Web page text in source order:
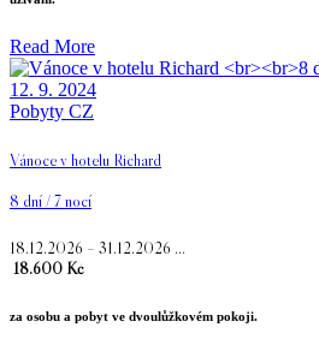
Read More
12. 9. 2024
Pobyty CZ
Vánoce v hotelu Richard
8 dní / 7 nocí
18.12.2026 – 31.12.2026 …
18.600 Kč
za osobu a pobyt ve dvoulůžkovém pokoji.